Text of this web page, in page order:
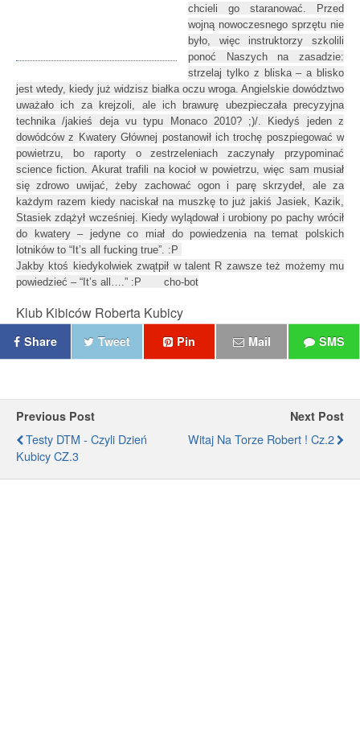
chcieli go staranować. Przed
wojną nowoczesnego sprzętu nie
było, więc instruktorzy szkolili
ponoć Naszych na zasadzie:
strzelaj tylko z bliska – a blisko
jest wtedy, kiedy już widzisz białka oczu wroga. Angielskie dowództwo
uważało ich za krejzoli, ale ich brawurę ubezpieczała precyzyjna
technika /jakieś deja vu typu Monaco 2010? ;)/. Kiedyś jeden z
dowódców z Kwatery Głównej postanowił ich trochę poszpiegować w
powietrzu, bo raporty o zestrzeleniach zaczynały przypominać
science fiction. Akurat trafili na kocioł w powietrzu, więc sam musiał
się zdrowo uwijać, żeby zachować ogon i parę skrzydeł, ale za
każdym razem kiedy naciskał na muszkę to już jakiś Jasiek, Kazik,
Stasiek zdążył wcześniej. Kiedy wylądował i urobiony po pachy wrócił
do kwatery – jedyne co miał do powiedzenia na temat polskich
lotników to “It’s all fucking true”. :P
Jakby ktoś kiedykolwiek zwątpił w talent R zawsze też możemy mu
powiedzieć – “It’s all….” :P cho-bot
Klub Kibiców Roberta Kubicy
Share Tweet Pin Mail SMS
Previous Post
Testy DTM - Czyli Dzień
Kubicy CZ.3
Next Post
Witaj Na Torze Robert ! Cz.2